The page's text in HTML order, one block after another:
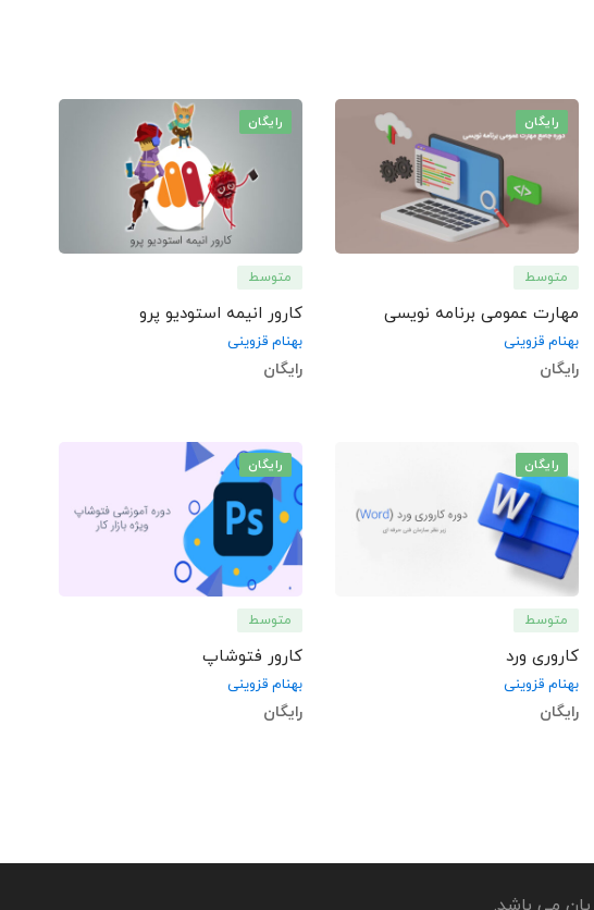
رایگان
متوسط
مهارت عمومی برنامه نویسی
بهنام قزوینی
رایگان
رایگان
متوسط
کارور انیمه استودیو پرو
بهنام قزوینی
رایگان
رایگان
متوسط
کاروری ورد
بهنام قزوینی
رایگان
رایگان
متوسط
کارور فتوشاپ
بهنام قزوینی
رایگان